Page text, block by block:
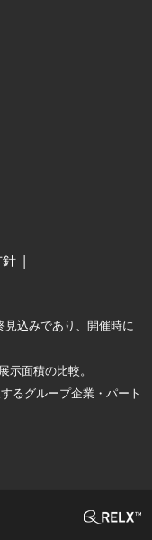
込みであり、開催時に
面積の比較。
るグループ企業・パート